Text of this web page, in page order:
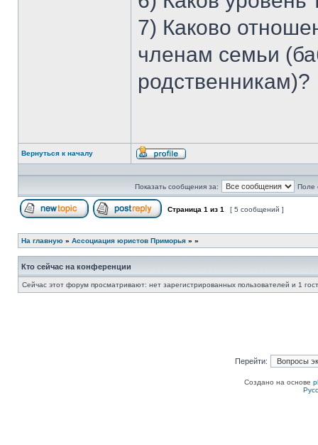
7) Каково
членам семьи
родственникам)?
Вернуться к началу
Профиль
Показать сообщения за: Поле
Страница 1 из 1 [ 5 сообщений ]
На главную » Ассоциация юристов Приморья » »
Кто сейчас на конференции
Сейчас этот форум просматривают: нет зарегистрированных пользователей и 1
Перейти:
Создано на основе